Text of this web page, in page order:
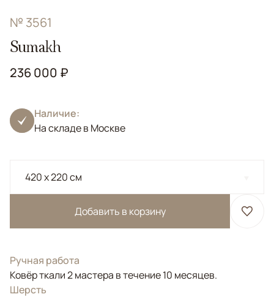
№ 3561
Sumakh
236 000 ₽
Наличие:
На складе в Москве
420 x 220 см
Добавить в корзину
Ручная работа
Ковёр ткали 2 мастера в течение 10 месяцев.
Шерсть